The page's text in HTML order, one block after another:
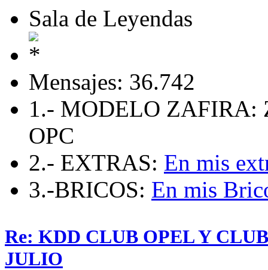
Sala de Leyendas
Mensajes: 36.742
1.- MODELO ZAFIRA:
OPC
2.- EXTRAS: En mis
3.-BRICOS: En mis
Re: KDD CLUB OPEL Y
JULIO